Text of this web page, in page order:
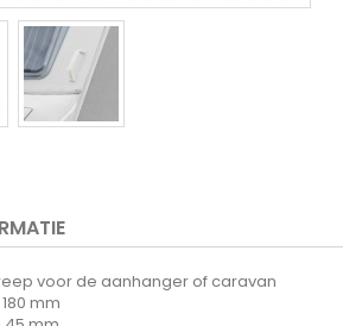
voor de aanhanger of caravan
mm